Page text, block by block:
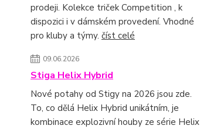
prodeji. Kolekce triček Competition , k
dispozici i v dámském provedení. Vhodné
pro kluby a týmy. číst celé
09.06.2026
Stiga Helix Hybrid
Nové potahy od Stigy na 2026 jsou zde.
To, co dělá Helix Hybrid unikátním, je
kombinace explozivní houby ze série Helix